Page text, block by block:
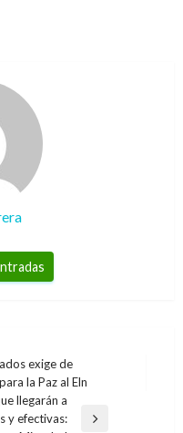
exige de
la Paz al Eln
llegarán a
y efectivas: